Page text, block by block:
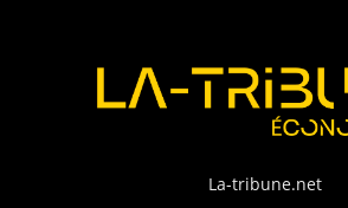
La-tribune.net